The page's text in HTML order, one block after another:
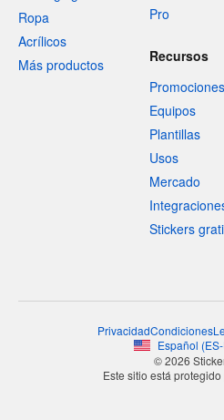
Ropa
Acrílicos
Más productos
Pro
Recursos
Promociones
Equipos
Plantillas
Usos
Mercado
Stickers
PrivacidadCondiciones
Español (
© 2026
Este sitio está